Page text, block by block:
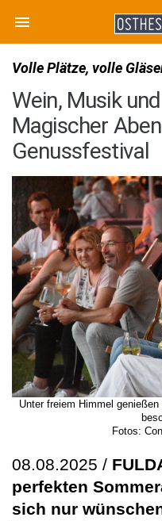
Volle Plätze, volle
Wein, Musik
Magischer
Genussfestival
Unter freiem Himmel
Fotos:
08.08.2025 /
perfekten
sich nur